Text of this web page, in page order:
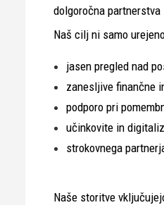
dolgoročna
Naš cilj ni samo
jasen pregled nad
zanesljive finančne
podporo pri
učinkovite in
strokovnega
Naše storitve